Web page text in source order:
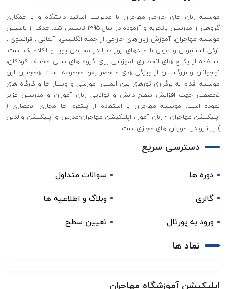
موسسه زبان های خارجی مهاجران با مدیریت اساتید دانشگاه و با همکاری
گروهی از مدرسین باتجربه و آزموده در سال 1395 تاسیس شد. هدف از تاسیس
موسسه مهاجران، آموزش زبان‌های خارجی از جمله انگلیسی، آلمانی ، فرانسوی ،
ترکی استانبولی و عربی با متدهای روز دنیا در محیطی پویا و آکادمیک است.
استفاده از پکیج های انحصاری آموزشی برای گروه های سنی مختلف کودکان،
نوجوانان و بزرگسالان از ویژگی های منحصر بفرد مجموعه است. همچنین این
موسسه اقدام به برگزاری تورهای بین المللی آموزشی و وبینار ها و کارگاه های
تخصصی جهت افزایش سطح دانش و توانایی زبان آموزان و مدرسین عزیز
نموده است. موسسه مهاجران با استفاده از پلتفرم ها مجازی انحصاری (
اپلیکیشن مهاجران - زبان آموز ، اپلیکیشن مهاجران-مدرس و اپلیکیشن والدین
) پیشرو در آموزش های مجازی است.
دسترسی سریع
دوره ها
سوالات متداول
گالری
وبلاگ و اطلاعیه ها
ورود به پورتال
تعیین سطح
نماد ها
اپلیکیشن آموزشگاه مهاجران